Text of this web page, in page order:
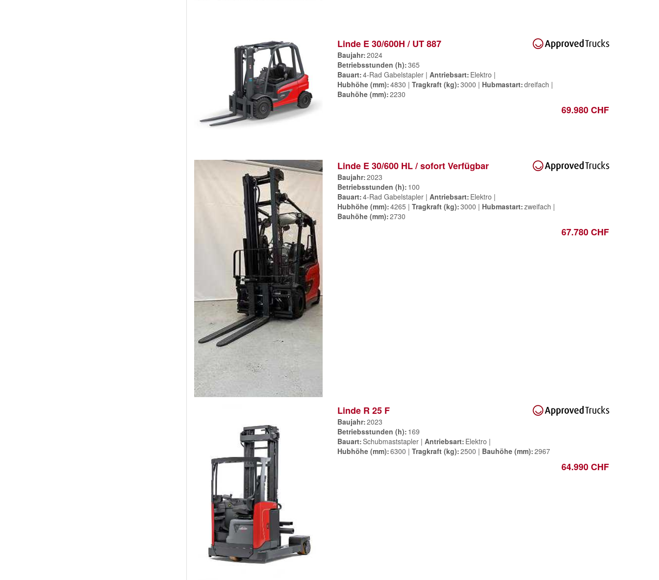
Linde E 30/600H / UT 887
Baujahr 2024
Betriebsstunden (h) 365
Bauart 4-Rad Gabelstapler Antriebsart Elektro
Hubhöhe (mm) 4830 Tragkraft (kg) 3000 Hubmastart dreifach
Bauhöhe (mm) 2230
69.980 CHF
Linde E 30/600 HL / sofort Verfügbar
Baujahr 2023
Betriebsstunden (h) 100
Bauart 4-Rad Gabelstapler Antriebsart Elektro
Hubhöhe (mm) 4265 Tragkraft (kg) 3000 Hubmastart zweifach
Bauhöhe (mm) 2730
67.780 CHF
Linde R 25 F
Baujahr 2023
Betriebsstunden (h) 169
Bauart Schubmaststapler Antriebsart Elektro
Hubhöhe (mm) 6300 Tragkraft (kg) 2500 Bauhöhe (mm) 2967
64.990 CHF